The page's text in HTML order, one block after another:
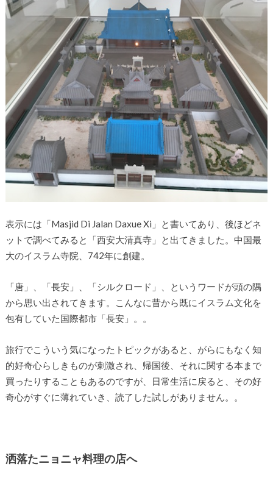
表示には「Masjid Di Jalan Daxue Xi」と書いてあり、後ほどネ
ットで調べてみると「西安大清真寺」と出てきました。中国最
大のイスラム寺院、742年に創建。
「唐」、「長安」、「シルクロード」、というワードが頭の隅
から思い出されてきます。こんなに昔から既にイスラム文化を
包有していた国際都市「長安」。。
旅行でこういう気になったトピックがあると、がらにもなく知
的好奇心らしきものが刺激され、帰国後、それに関する本まで
買ったりすることもあるのですが、日常生活に戻ると、その好
奇心がすぐに薄れていき、読了した試しがありません。。
洒落たニョニャ料理の店へ